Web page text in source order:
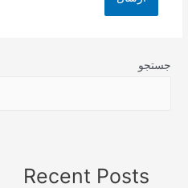
جستجو
Recent Posts